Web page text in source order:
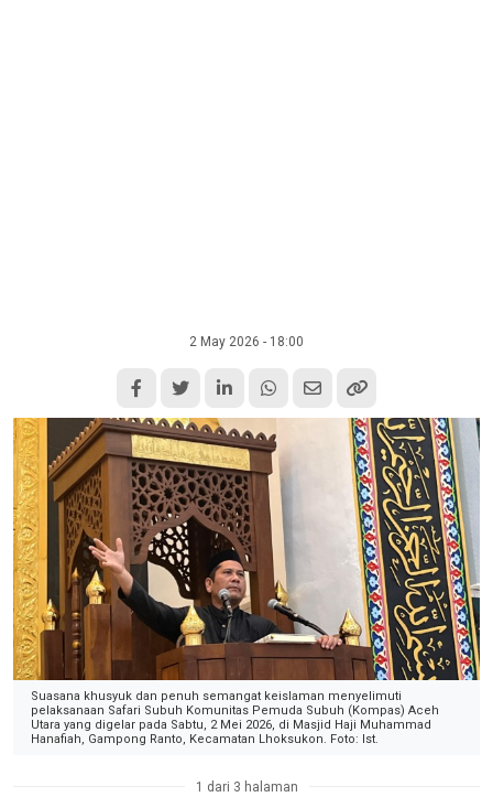
2 May 2026 - 18:00
Suasana khusyuk dan penuh semangat keislaman menyelimuti
pelaksanaan Safari Subuh Komunitas Pemuda Subuh (Kompas) Aceh
Utara yang digelar pada Sabtu, 2 Mei 2026, di Masjid Haji Muhammad
Hanafiah, Gampong Ranto, Kecamatan Lhoksukon. Foto: Ist.
1 dari 3 halaman